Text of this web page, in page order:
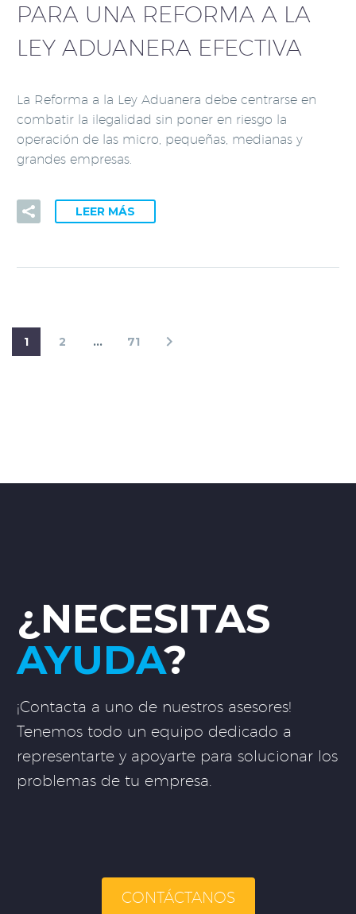
PARA UNA REFORMA A LA
LEY ADUANERA EFECTIVA
La Reforma a la Ley Aduanera debe centrarse en
combatir la ilegalidad sin poner en riesgo la
operación de las micro, pequeñas, medianas y
grandes empresas.
LEER MÁS
1 2 … 71
¿NECESITAS
AYUDA?
¡Contacta a uno de nuestros asesores!
Tenemos todo un equipo dedicado a
representarte y apoyarte para solucionar los
problemas de tu empresa.
CONTÁCTANOS